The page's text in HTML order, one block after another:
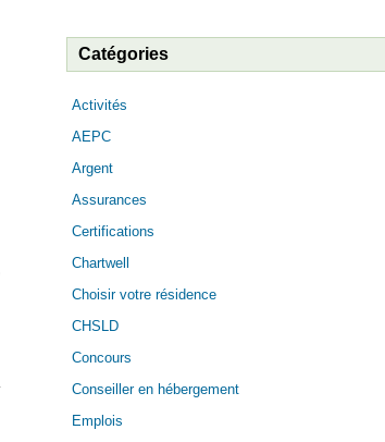
Catégories
Activités
AEPC
Argent
Assurances
Certifications
Chartwell
Choisir votre résidence
CHSLD
Concours
Conseiller en hébergement
Emplois